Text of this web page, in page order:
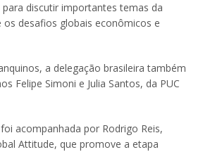
discutir importantes temas da
os desafios globais econômicos e
a delegação brasileira também
Felipe Simoni e Julia Santos, da PUC
acompanhada por Rodrigo Reis,
Attitude, que promove a etapa